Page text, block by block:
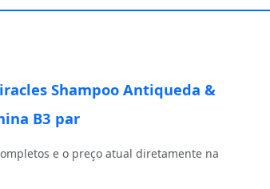
Shampoo Antiqueda &
B3 par
e o preço atual diretamente na